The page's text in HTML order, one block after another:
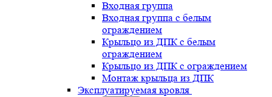
Входная группа
Входная группа с белым
ограждением
Крыльцо из ДПК с белым
ограждением
Крыльцо из ДПК с ограждением
Монтаж крыльца из ДПК
Эксплуатируемая кровля